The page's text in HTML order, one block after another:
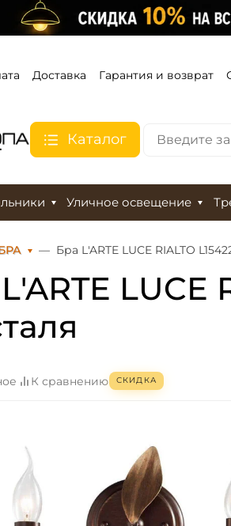
Доставка Гарантия и возврат
Каталог
Уличное освещение
Бра L'ARTE LUCE RIALTO
LUCE
К сравнению СКИДКА